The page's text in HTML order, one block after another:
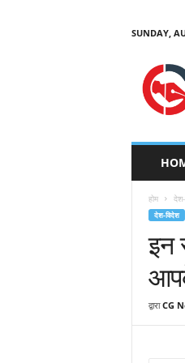
SUNDAY,
C
होम
देश-विदेश
इन
द्वारा CG